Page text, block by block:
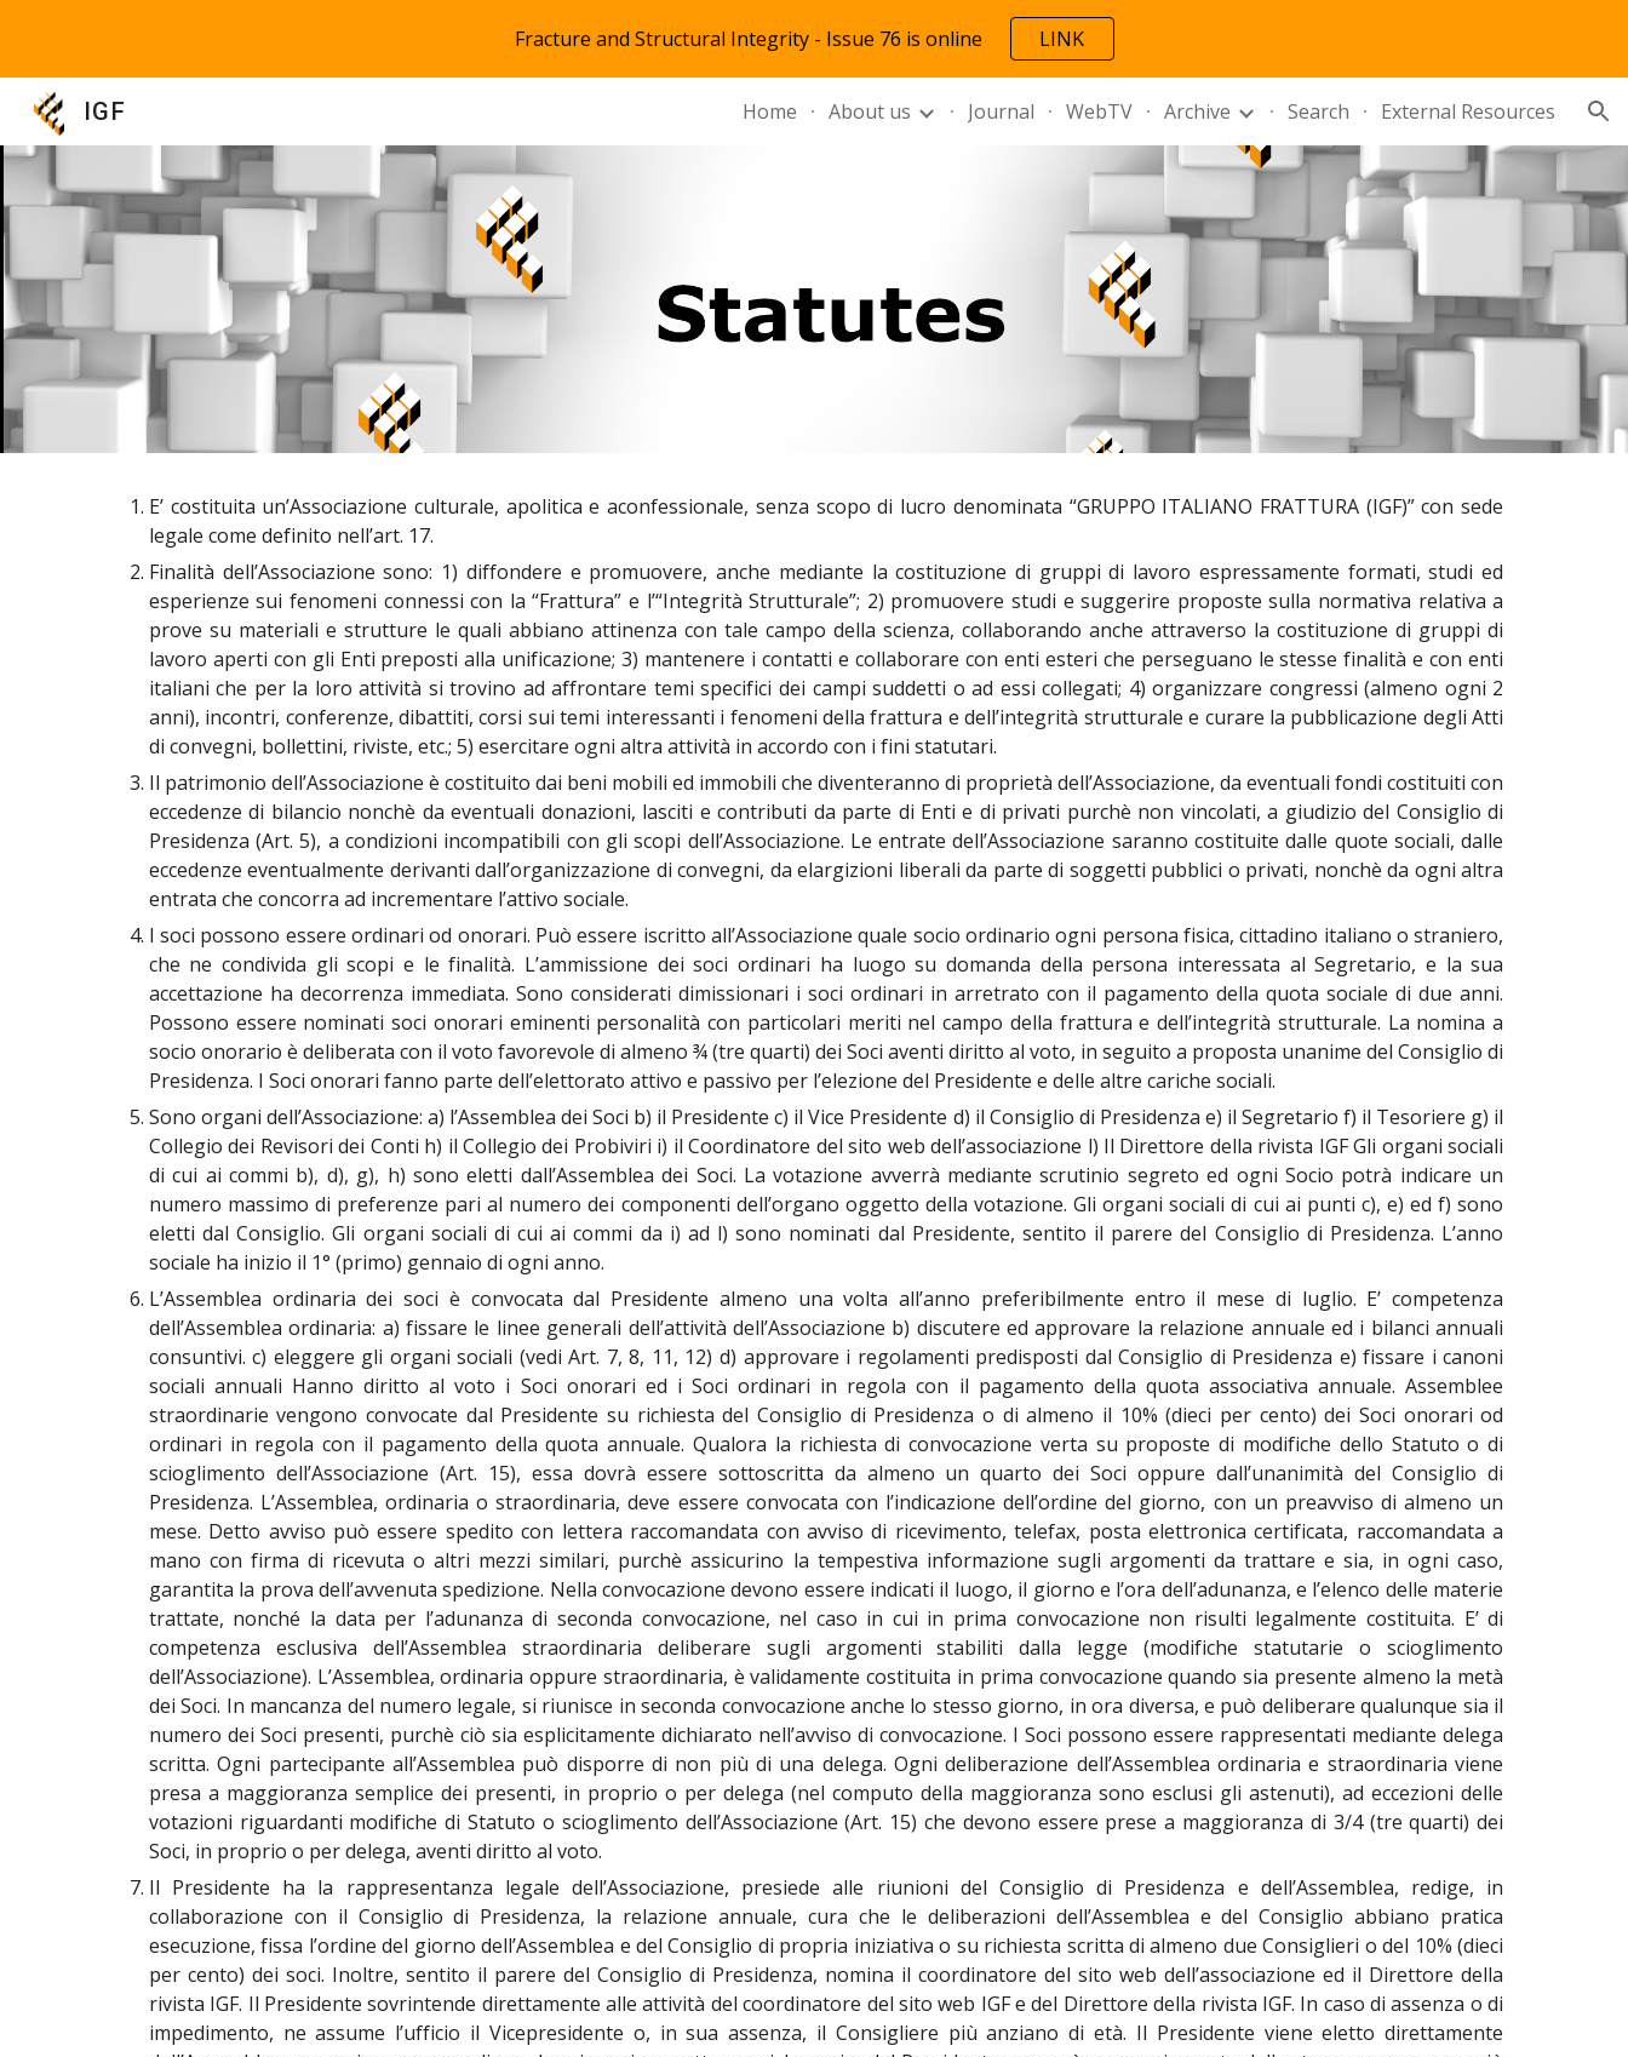
Skip to main content Skip to navigation
Fracture and Structural Integrity - Issue 76 is online LINK
IGF Home About us Journal WebTV Archive Search External Resources
E’ costituita un’Associazione culturale, apolitica e aconfessionale, senza scopo di lucro denominata “GRUPPO ITALIANO FRATTURA (IGF)” con sede
legale come definito nell’art. 17.
Finalità dell’Associazione sono: 1) diffondere e promuovere, anche mediante la costituzione di gruppi di lavoro espressamente formati, studi ed
esperienze sui fenomeni connessi con la “Frattura” e l’“Integrità Strutturale”; 2) promuovere studi e suggerire proposte sulla normativa relativa a
prove su materiali e strutture le quali abbiano attinenza con tale campo della scienza, collaborando anche attraverso la costituzione di gruppi di
lavoro aperti con gli Enti preposti alla unificazione; 3) mantenere i contatti e collaborare con enti esteri che perseguano le stesse finalità e con enti
italiani che per la loro attività si trovino ad affrontare temi specifici dei campi suddetti o ad essi collegati; 4) organizzare congressi (almeno ogni 2
anni), incontri, conferenze, dibattiti, corsi sui temi interessanti i fenomeni della frattura e dell’integrità strutturale e curare la pubblicazione degli Atti
di convegni, bollettini, riviste, etc.; 5) esercitare ogni altra attività in accordo con i fini statutari.
Il patrimonio dell’Associazione è costituito dai beni mobili ed immobili che diventeranno di proprietà dell’Associazione, da eventuali fondi costituiti con
eccedenze di bilancio nonchè da eventuali donazioni, lasciti e contributi da parte di Enti e di privati purchè non vincolati, a giudizio del Consiglio di
Presidenza (Art. 5), a condizioni incompatibili con gli scopi dell’Associazione. Le entrate dell’Associazione saranno costituite dalle quote sociali, dalle
eccedenze eventualmente derivanti dall’organizzazione di convegni, da elargizioni liberali da parte di soggetti pubblici o privati, nonchè da ogni altra
entrata che concorra ad incrementare l’attivo sociale.
I soci possono essere ordinari od onorari. Può essere iscritto all’Associazione quale socio ordinario ogni persona fisica, cittadino italiano o straniero,
che ne condivida gli scopi e le finalità. L’ammissione dei soci ordinari ha luogo su domanda della persona interessata al Segretario, e la sua
accettazione ha decorrenza immediata. Sono considerati dimissionari i soci ordinari in arretrato con il pagamento della quota sociale di due anni.
Possono essere nominati soci onorari eminenti personalità con particolari meriti nel campo della frattura e dell’integrità strutturale. La nomina a
socio onorario è deliberata con il voto favorevole di almeno ¾ (tre quarti) dei Soci aventi diritto al voto, in seguito a proposta unanime del Consiglio di
Presidenza. I Soci onorari fanno parte dell’elettorato attivo e passivo per l’elezione del Presidente e delle altre cariche sociali.
Sono organi dell’Associazione: a) l’Assemblea dei Soci b) il Presidente c) il Vice Presidente d) il Consiglio di Presidenza e) il Segretario f) il Tesoriere g) il
Collegio dei Revisori dei Conti h) il Collegio dei Probiviri i) il Coordinatore del sito web dell’associazione l) Il Direttore della rivista IGF Gli organi sociali
di cui ai commi b), d), g), h) sono eletti dall’Assemblea dei Soci. La votazione avverrà mediante scrutinio segreto ed ogni Socio potrà indicare un
numero massimo di preferenze pari al numero dei componenti dell’organo oggetto della votazione. Gli organi sociali di cui ai punti c), e) ed f) sono
eletti dal Consiglio. Gli organi sociali di cui ai commi da i) ad l) sono nominati dal Presidente, sentito il parere del Consiglio di Presidenza. L’anno
sociale ha inizio il 1° (primo) gennaio di ogni anno.
L’Assemblea ordinaria dei soci è convocata dal Presidente almeno una volta all’anno preferibilmente entro il mese di luglio. E’ competenza
dell’Assemblea ordinaria: a) fissare le linee generali dell’attività dell’Associazione b) discutere ed approvare la relazione annuale ed i bilanci annuali
consuntivi. c) eleggere gli organi sociali (vedi Art. 7, 8, 11, 12) d) approvare i regolamenti predisposti dal Consiglio di Presidenza e) fissare i canoni
sociali annuali Hanno diritto al voto i Soci onorari ed i Soci ordinari in regola con il pagamento della quota associativa annuale. Assemblee
straordinarie vengono convocate dal Presidente su richiesta del Consiglio di Presidenza o di almeno il 10% (dieci per cento) dei Soci onorari od
ordinari in regola con il pagamento della quota annuale. Qualora la richiesta di convocazione verta su proposte di modifiche dello Statuto o di
scioglimento dell’Associazione (Art. 15), essa dovrà essere sottoscritta da almeno un quarto dei Soci oppure dall’unanimità del Consiglio di
Presidenza. L’Assemblea, ordinaria o straordinaria, deve essere convocata con l’indicazione dell’ordine del giorno, con un preavviso di almeno un
mese. Detto avviso può essere spedito con lettera raccomandata con avviso di ricevimento, telefax, posta elettronica certificata, raccomandata a
mano con firma di ricevuta o altri mezzi similari, purchè assicurino la tempestiva informazione sugli argomenti da trattare e sia, in ogni caso,
garantita la prova dell’avvenuta spedizione. Nella convocazione devono essere indicati il luogo, il giorno e l’ora dell’adunanza, e l’elenco delle materie
trattate, nonché la data per l’adunanza di seconda convocazione, nel caso in cui in prima convocazione non risulti legalmente costituita. E’ di
competenza esclusiva dell’Assemblea straordinaria deliberare sugli argomenti stabiliti dalla legge (modifiche statutarie o scioglimento
dell’Associazione). L’Assemblea, ordinaria oppure straordinaria, è validamente costituita in prima convocazione quando sia presente almeno la metà
dei Soci. In mancanza del numero legale, si riunisce in seconda convocazione anche lo stesso giorno, in ora diversa, e può deliberare qualunque sia il
numero dei Soci presenti, purchè ciò sia esplicitamente dichiarato nell’avviso di convocazione. I Soci possono essere rappresentati mediante delega
scritta. Ogni partecipante all’Assemblea può disporre di non più di una delega. Ogni deliberazione dell’Assemblea ordinaria e straordinaria viene
presa a maggioranza semplice dei presenti, in proprio o per delega (nel computo della maggioranza sono esclusi gli astenuti), ad eccezioni delle
votazioni riguardanti modifiche di Statuto o scioglimento dell’Associazione (Art. 15) che devono essere prese a maggioranza di 3/4 (tre quarti) dei
Soci, in proprio o per delega, aventi diritto al voto.
Il Presidente ha la rappresentanza legale dell’Associazione, presiede alle riunioni del Consiglio di Presidenza e dell’Assemblea, redige, in
collaborazione con il Consiglio di Presidenza, la relazione annuale, cura che le deliberazioni dell’Assemblea e del Consiglio abbiano pratica
esecuzione, fissa l’ordine del giorno dell’Assemblea e del Consiglio di propria iniziativa o su richiesta scritta di almeno due Consiglieri o del 10% (dieci
per cento) dei soci. Inoltre, sentito il parere del Consiglio di Presidenza, nomina il coordinatore del sito web dell’associazione ed il Direttore della
rivista IGF. Il Presidente sovrintende direttamente alle attività del coordinatore del sito web IGF e del Direttore della rivista IGF. In caso di assenza o di
impedimento, ne assume l’ufficio il Vicepresidente o, in sua assenza, il Consigliere più anziano di età. Il Presidente viene eletto direttamente